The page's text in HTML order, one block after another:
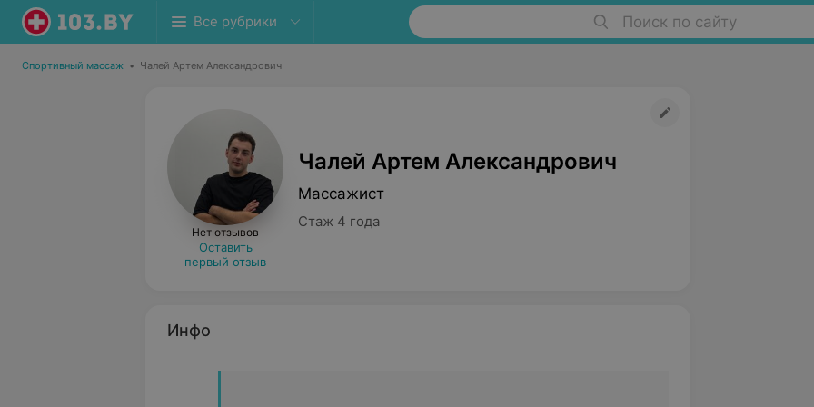
Все рубрики Поиск по сайту
Спортивный массаж • Чалей Артем Александрович
Нет отзывов
Оставить
первый отзыв
Чалей Артем Александрович
Массажист
Стаж 4 года
Инфо